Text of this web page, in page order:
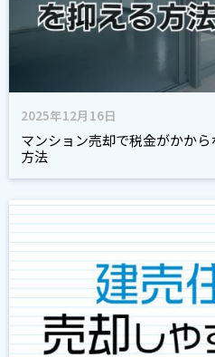
2025年12月16日
マンション売却で税金がかか
方法